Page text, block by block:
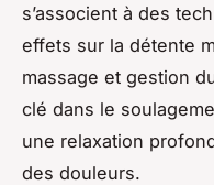
s’associent à des
effets sur la détente
massage et gestion
clé dans le
une relaxation
des douleurs.